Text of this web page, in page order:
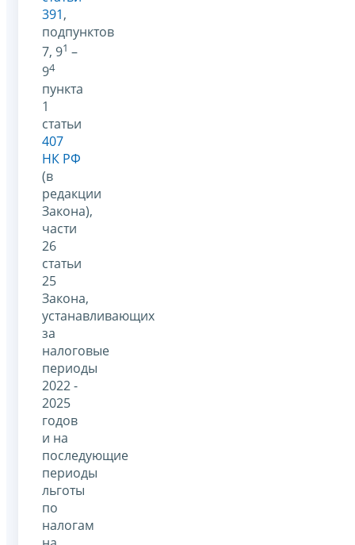
391,
подпунктов
7, 91 –
94
пункта
1
статьи
407
НК РФ
(в
редакции
Закона),
части
26
статьи
25
Закона,
устанавливающих
за
налоговые
периоды
2022 -
2025
годов
и на
последующие
периоды
льготы
по
налогам